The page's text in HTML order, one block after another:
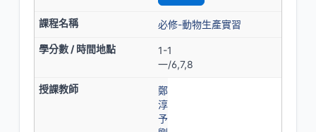
必修-動物生產實習
1-1
一/6,7,8
鄭
淳
予